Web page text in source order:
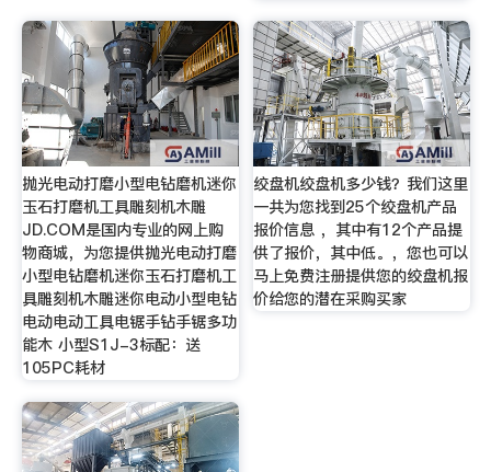
抛光电动打磨小型电钻磨机迷你
玉石打磨机工具雕刻机木雕
JD.COM是国内专业的网上购
物商城，为您提供抛光电动打磨
小型电钻磨机迷你玉石打磨机工
具雕刻机木雕迷你电动小型电钻
电动电动工具电锯手钻手锯多功
能木 小型S1J-3标配：送
105PC耗材
绞盘机绞盘机多少钱？我们这里
一共为您找到25个绞盘机产品
报价信息 ，其中有12个产品提
供了报价，其中低。，您也可以
马上免费注册提供您的绞盘机报
价给您的潜在采购买家